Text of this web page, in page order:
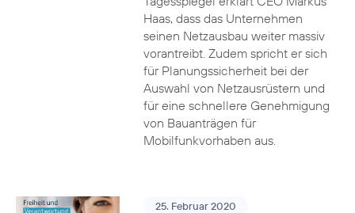
Haas, dass das Unternehmen
seinen Netzausbau weiter massiv
vorantreibt. Zudem spricht er sich
für Planungssicherheit bei der
Auswahl von Netzausrüstern und
für eine schnellere Genehmigung
von Bauanträgen für
Mobilfunkvorhaben aus.
25. Februar 2020